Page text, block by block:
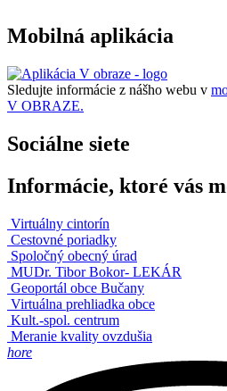
Mobilná aplikácia
Sledujte informácie z nášho webu v
V OBRAZE.
Sociálne siete
Informácie, ktoré vás
Virtuálny cintorín
Cestovné poriadky
Spoločný obecný úrad
MUDr. Tibor Bokor- LEKÁR
Geoportál obce Bučany
Virtuálna prehliadka obce
Kult.-spol. centrum
Meranie kvality ovzdušia
hore